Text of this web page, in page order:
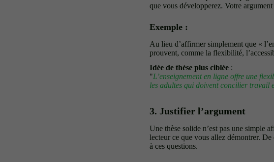
que vous développerez. Votre
Exemple :
Au lieu d’affirmer simplement que «
prouvent, comme la flexibilité,
Idée de thèse plus ciblée :
"L’enseignement en ligne offre une
les adultes qui doivent concilier travail
3. Justifier l’argument
Une thèse solide n’est pas une simple
lecteur ce que vous allez démontrer.
à ces questions.